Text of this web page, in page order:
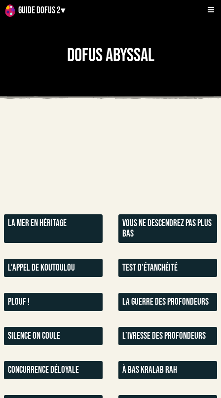
Guide Dofus 2▾
Dofus Abyssal
La mer en héritage
Vous ne descendrez pas plus
bas
L’appel de Koutoulou Test d’étanchéité
Plouf ! La guerre des profondeurs
Silence on coule L’ivresse des profondeurs
Concurrence déloyale À bas Kralab Rah